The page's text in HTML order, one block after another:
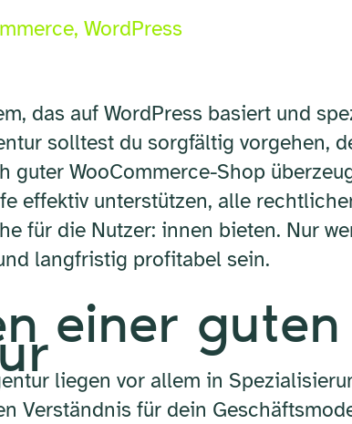
, WordPress
das auf WordPress basiert und
solltest du sorgfältig vorgehen,
WooCommerce-Shop
effektiv unterstützen, alle
für die Nutzer: innen bieten. Nur
langfristig profitabel sein.
einer guten
liegen vor allem in
Verständnis für dein